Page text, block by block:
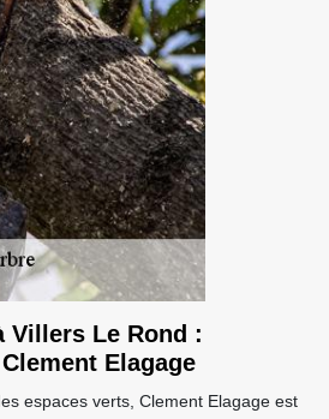
Villers Le Rond :
Elagage
espaces verts, Clement Elagage est